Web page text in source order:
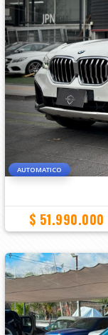
AUTOMATICO
$ 51.990.000